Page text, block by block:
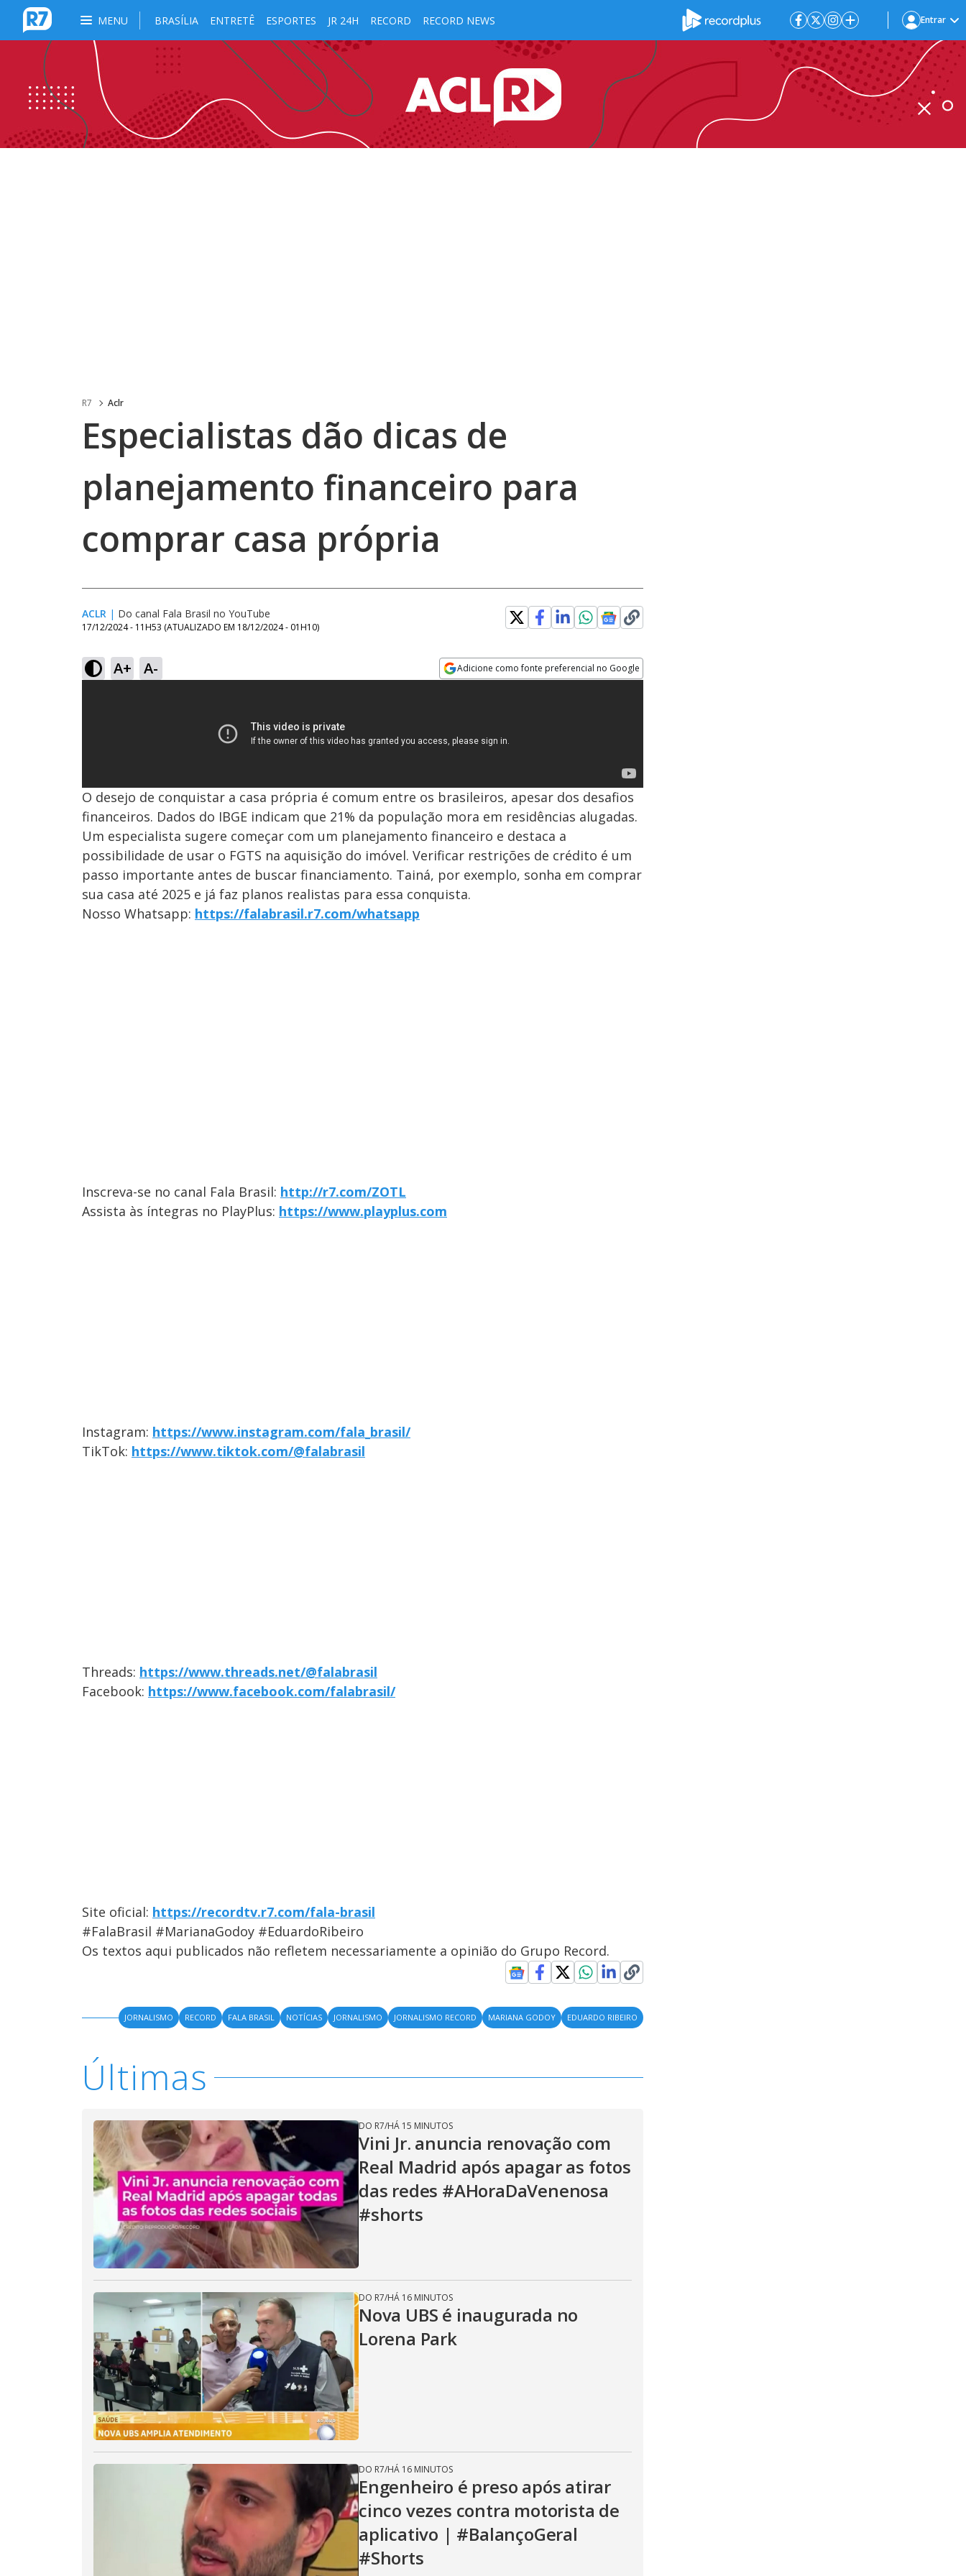
MENU BRASÍLIA ENTRETÊ ESPORTES JR 24H RECORD RECORD NEWS Entrar
R7 Aclr
Especialistas dão dicas de
planejamento financeiro para
comprar casa própria
ACLR | Do canal Fala Brasil no YouTube
17/12/2024 - 11H53 (ATUALIZADO EM 18/12/2024 - 01H10)
A+ A- Adicione como fonte preferencial no Google
O desejo de conquistar a casa própria é comum entre os brasileiros, apesar dos desafios
financeiros. Dados do IBGE indicam que 21% da população mora em residências alugadas.
Um especialista sugere começar com um planejamento financeiro e destaca a
possibilidade de usar o FGTS na aquisição do imóvel. Verificar restrições de crédito é um
passo importante antes de buscar financiamento. Tainá, por exemplo, sonha em comprar
sua casa até 2025 e já faz planos realistas para essa conquista.
Nosso Whatsapp: https://falabrasil.r7.com/whatsapp
Inscreva-se no canal Fala Brasil: http://r7.com/ZOTL
Assista às íntegras no PlayPlus: https://www.playplus.com
Instagram: https://www.instagram.com/fala_brasil/
TikTok: https://www.tiktok.com/@falabrasil
Threads: https://www.threads.net/@falabrasil
Facebook: https://www.facebook.com/falabrasil/
Site oficial: https://recordtv.r7.com/fala-brasil
#FalaBrasil #MarianaGodoy #EduardoRibeiro
Os textos aqui publicados não refletem necessariamente a opinião do Grupo Record.
JORNALISMO RECORD FALA BRASIL NOTÍCIAS JORNALISMO JORNALISMO RECORD MARIANA GODOY EDUARDO RIBEIRO
Últimas
DO R7/HÁ 15 MINUTOS
Vini Jr. anuncia renovação com
Real Madrid após apagar as fotos
das redes #AHoraDaVenenosa
#shorts
DO R7/HÁ 16 MINUTOS
Nova UBS é inaugurada no
Lorena Park
DO R7/HÁ 16 MINUTOS
Engenheiro é preso após atirar
cinco vezes contra motorista de
aplicativo | #BalançoGeral
#Shorts